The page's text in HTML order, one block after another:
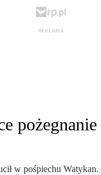
w pośpiechu Watykan.